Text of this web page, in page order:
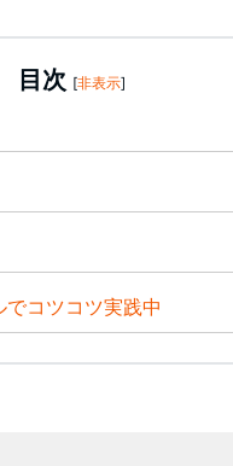
目次 [非表示]
コツコツ実践中